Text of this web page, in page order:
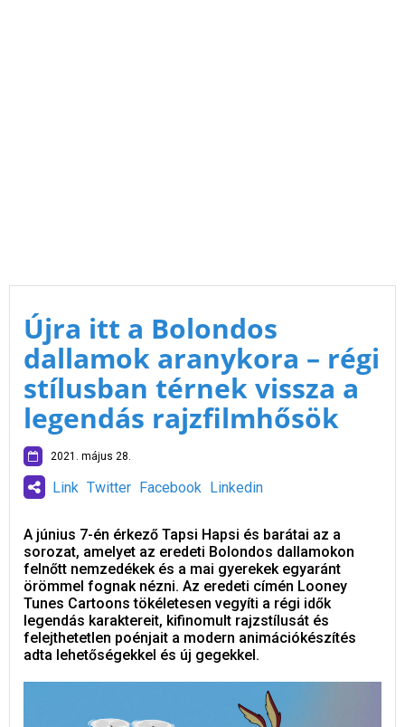
Újra itt a Bolondos
dallamok aranykora – régi
stílusban térnek vissza a
legendás rajzfilmhősök
2021. május 28.
Link Twitter Facebook Linkedin
A június 7-én érkező Tapsi Hapsi és barátai az a
sorozat, amelyet az eredeti Bolondos dallamokon
felnőtt nemzedékek és a mai gyerekek egyaránt
örömmel fognak nézni. Az eredeti címén Looney
Tunes Cartoons tökéletesen vegyíti a régi idők
legendás karaktereit, kifinomult rajzstílusát és
felejthetetlen poénjait a modern animációkészítés
adta lehetőségekkel és új gegekkel.